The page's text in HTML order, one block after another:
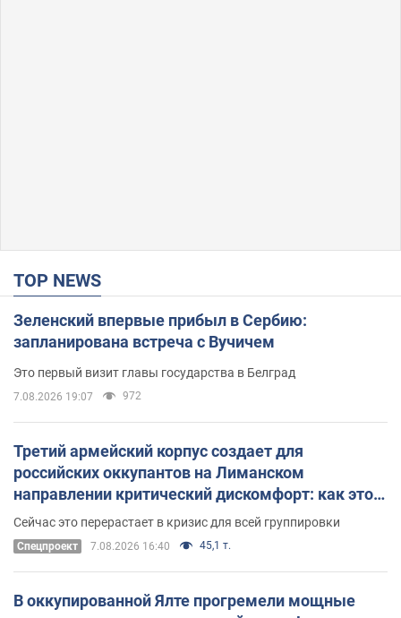
TOP NEWS
Зеленский впервые прибыл в Сербию:
запланирована встреча с Вучичем
Это первый визит главы государства в Белград
7.08.2026 19:07 972
Третий армейский корпус создает для
российских оккупантов на Лиманском
направлении критический дискомфорт: как это
удалось
Сейчас это перерастает в кризис для всей группировки
Спецпроект 7.08.2026 16:40 45,1 т.
В оккупированной Ялте прогремели мощные